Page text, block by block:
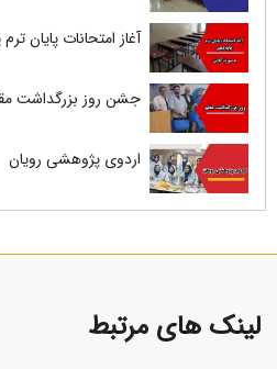
آغاز امتحانات پایان
جشن روز بزرگداشت
اردوی پژوهشی رویان
لینک های مرتبط